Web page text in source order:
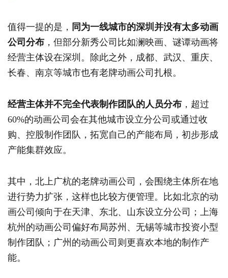
值得一提的是， 同为一线城市的深圳并没有太多动画
公司分布 ，但部分新秀公司比如澜映画、谜谭动画将
经营主体设在深圳。除此之外，成都、武汉、重庆、
长春、南京等城市也有老牌动画公司扎根。
经营主体并不完全代表制作团队的人员分布 ，超过
60%的动画公司会在其他城市设立分公司或通过收
购、控股制作团队，拓宽自己的产能布局，初步形成
产能集群效应。
其中，北上广杭的老牌动画公司，会围绕主体所在地
进行势力扩张，这样也比较方便管理。比如北京的动
画公司倾向于在天津、东北、山东设立分公司；上海
杭州的动画公司偏好布局苏州、无锡等城市投资小型
制作团队；广州的动画公司则更喜欢本地的制作产
能。